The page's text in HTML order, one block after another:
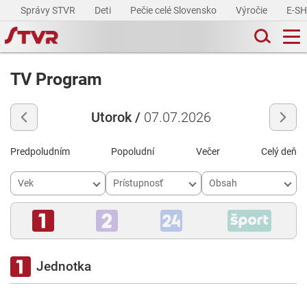
Správy STVR Deti Pečie celé Slovensko Výročie E-
TV Program
Utorok / 07.07.2026
Predpoludním Popoludní Večer Celý deň
Vek Prístupnosť Obsah
Jednotka